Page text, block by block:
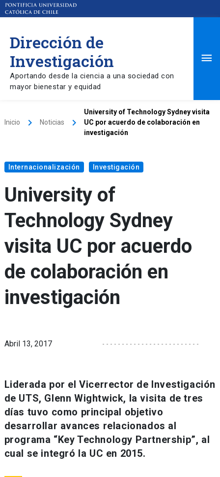
Dirección de
Investigación
Aportando desde la ciencia a una sociedad con
mayor bienestar y equidad
Inicio keyboard_arrow_right Noticias keyboard_arrow_right
University of Technology Sydney visita
UC por acuerdo de colaboración en
investigación
Internacionalización Investigación
University of
Technology Sydney
visita UC por acuerdo
de colaboración en
investigación
Abril 13, 2017
Liderada por el Vicerrector de Investigación
de UTS, Glenn Wightwick, la visita de tres
días tuvo como principal objetivo
desarrollar avances relacionados al
programa “Key Technology Partnership”, al
cual se integró la UC en 2015.